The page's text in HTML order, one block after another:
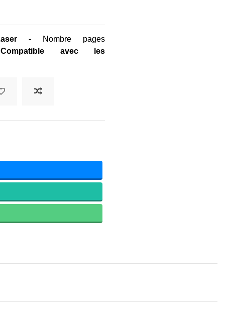
-
Nombre pages
Compatible avec les